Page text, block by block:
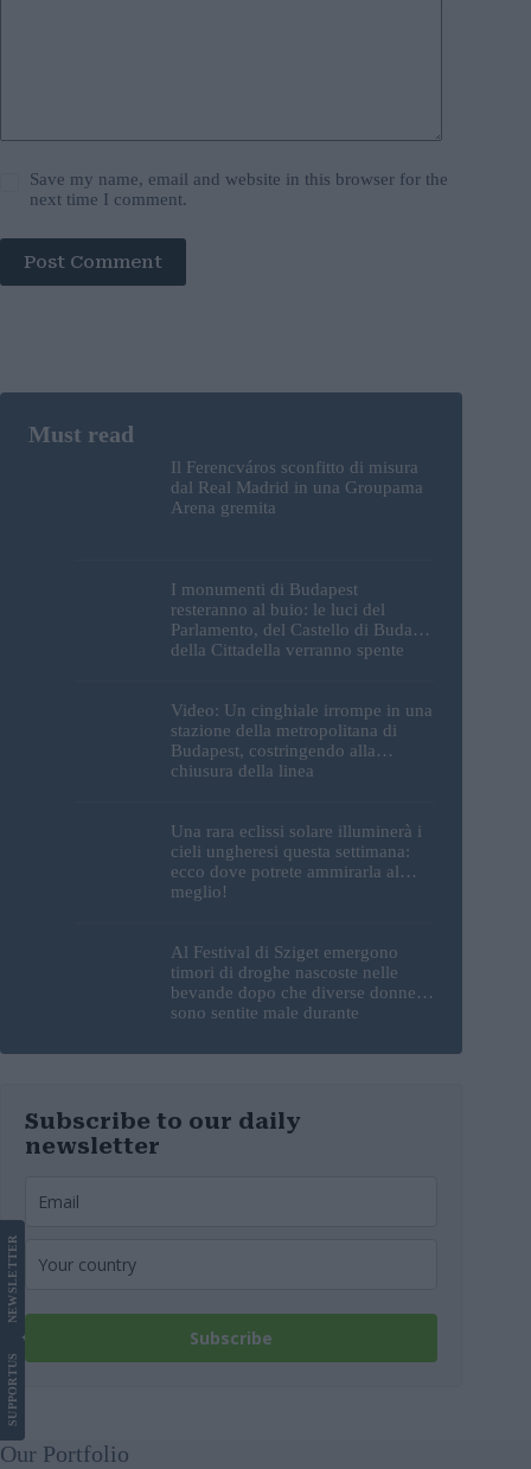
Save my name, email and website in this browser for the
next time I comment.
Post Comment
Il Ferencváros sconfitto di misura
dal Real Madrid in una Groupama
Arena gremita
I monumenti di Budapest
resteranno al buio: le luci del
Parlamento, del Castello di Buda e
della Cittadella verranno spente
Video: Un cinghiale irrompe in una
stazione della metropolitana di
Budapest, costringendo alla
chiusura della linea
Una rara eclissi solare illuminerà i
cieli ungheresi questa settimana:
ecco dove potrete ammirarla al
meglio!
Al Festival di Sziget emergono
timori di droghe nascoste nelle
bevande dopo che diverse donne si
sono sentite male durante
Subscribe to our daily
newsletter
Subscribe
SUPPORT
US
NEWS
LETTER
Our Portfolio